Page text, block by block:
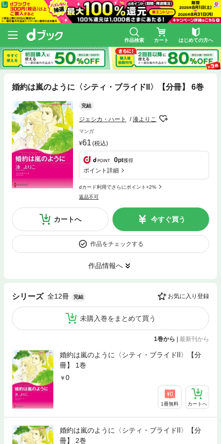
作品検索 カート はじめての方へ
婚約は嵐のように〈シティ・ブライドⅡ〉【分冊】 6巻
完結
ジェシカ・ハート 湊よりこ
マンガ
61 (税込)
0pt獲得
ポイント詳細
dカード利用でさらにポイント+2%
返品不可
カートへ 今すぐ買う
作品をチェックする
作品情報へ
シリーズ 全12冊 完結 お気に入り登録
未購入巻をまとめて買う
1巻から 最新刊から
婚約は嵐のように〈シティ・ブライドⅡ〉【分
冊】 1巻
0
1冊無料 カートへ
婚約は嵐のように〈シティ・ブライドⅡ〉【分
冊】 2巻